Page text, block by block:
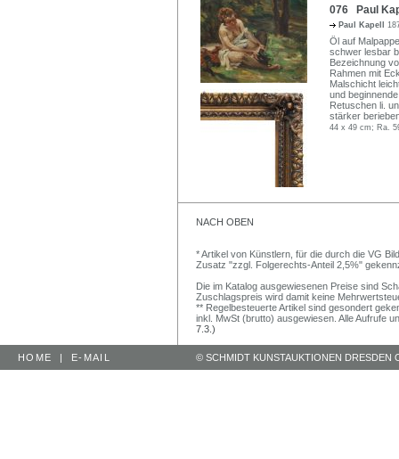
076 Paul
Paul Kapell
Öl auf
schwer lesbar
Bezeichnung
Rahmen mit
Malschicht
und
Retuschen li.
stärker
44 x 49 cm; Ra.
NACH OBEN
* Artikel von Künstlern, für die durch die VG
Zusatz "zzgl. Folgerechts-Anteil 2,5%"
Die im Katalog ausgewiesenen Preise sind
Zuschlagspreis wird damit keine
** Regelbesteuerte Artikel sind gesondert
inkl. MwSt (brutto) ausgewiesen. Alle Aufrufe
7.3.)
HOME | E-MAIL © SCHMIDT KUNSTAUKTIONEN DRESDEN